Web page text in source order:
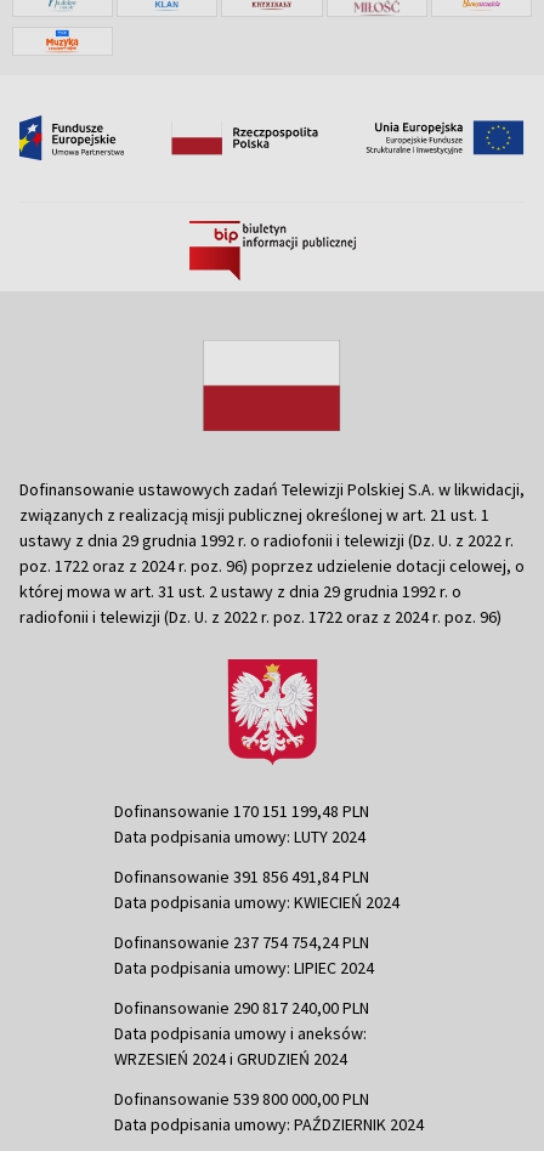
Dofinansowanie ustawowych zadań Telewizji Polskiej S.A. w likwidacji,
związanych z realizacją misji publicznej określonej w art. 21 ust. 1
ustawy z dnia 29 grudnia 1992 r. o radiofonii i telewizji (Dz. U. z 2022 r.
poz. 1722 oraz z 2024 r. poz. 96) poprzez udzielenie dotacji celowej, o
której mowa w art. 31 ust. 2 ustawy z dnia 29 grudnia 1992 r. o
radiofonii i telewizji (Dz. U. z 2022 r. poz. 1722 oraz z 2024 r. poz. 96)
Dofinansowanie 170 151 199,48 PLN
Data podpisania umowy: LUTY 2024
Dofinansowanie 391 856 491,84 PLN
Data podpisania umowy: KWIECIEŃ 2024
Dofinansowanie 237 754 754,24 PLN
Data podpisania umowy: LIPIEC 2024
Dofinansowanie 290 817 240,00 PLN
Data podpisania umowy i aneksów:
WRZESIEŃ 2024 i GRUDZIEŃ 2024
Dofinansowanie 539 800 000,00 PLN
Data podpisania umowy: PAŹDZIERNIK 2024